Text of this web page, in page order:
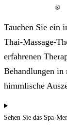
®
Tauchen Sie ein
Thai-Massage-
erfahrenen
Behandlungen in
himmlische
Sehen Sie das Spa-